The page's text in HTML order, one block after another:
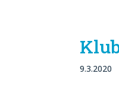
9.3.2020